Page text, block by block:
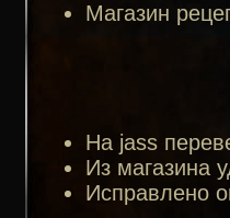
Магазин
На jass
Из магазина
Исправлено